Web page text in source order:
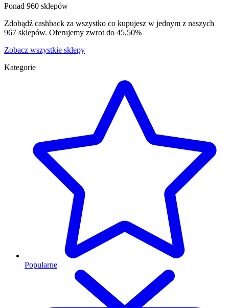
Ponad 960 sklepów
Zdobądź cashback za wszystko co kupujesz w jednym z naszych
967 sklepów. Oferujemy zwrot do 45,50%
Zobacz wszystkie sklepy
Kategorie
Popularne